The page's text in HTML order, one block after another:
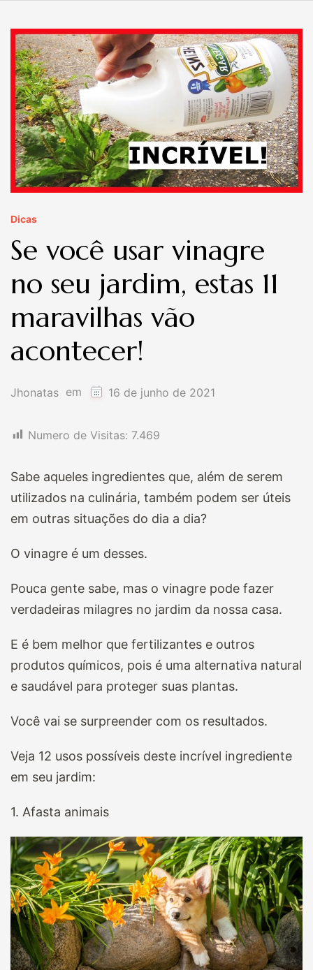
Dicas
Se você usar vinagre
no seu jardim, estas 11
maravilhas vão
acontecer!
Jhonatas em 16 de junho de 2021
Numero de Visitas: 7.469
Sabe aqueles ingredientes que, além de serem
utilizados na culinária, também podem ser úteis
em outras situações do dia a dia?
O vinagre é um desses.
Pouca gente sabe, mas o vinagre pode fazer
verdadeiras milagres no jardim da nossa casa.
E é bem melhor que fertilizantes e outros
produtos químicos, pois é uma alternativa natural
e saudável para proteger suas plantas.
Você vai se surpreender com os resultados.
Veja 12 usos possíveis deste incrível ingrediente
em seu jardim:
1. Afasta animais